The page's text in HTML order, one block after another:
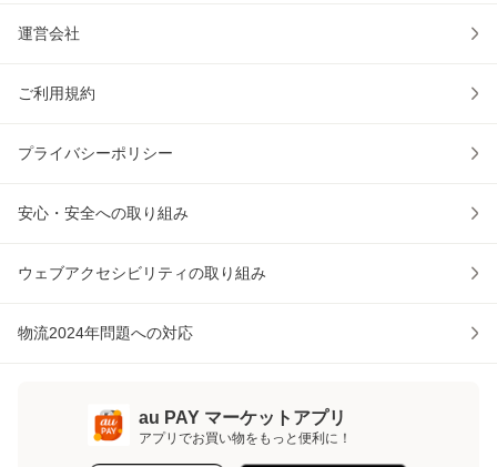
運営会社
ご利用規約
プライバシーポリシー
安心・安全への取り組み
ウェブアクセシビリティの取り組み
物流2024年問題への対応
au PAY マーケットアプリ
アプリでお買い物をもっと便利に！